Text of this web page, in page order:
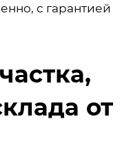
с гарантией
от